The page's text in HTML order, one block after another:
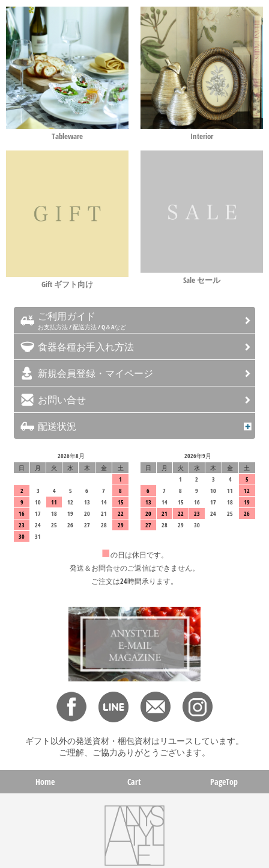
Tableware Interior
Gift ギフト向け Sale セール
ご利用ガイド
お支払方法 / 配送方法 / Q＆Aなど
食器各種お手入れ方法
新規会員登録・マイページ
お問い合せ
配送状況
2026年8月
日
月 火 水 木 金
土
1
2
3 4 5 6 7
8
9
10 11 12 13 14
15
16
17 18 19 20 21
22
23
24 25 26 27 28
29
30
31
2026年9月
日
月 火 水 木 金
土
1
2 3 4
5
6
7 8 9 10 11
12
13
14 15 16 17 18
19
20
21 22 23 24 25
26
27
28 29 30
■の日は休日です。
発送＆お問合せのご返信はできません。
ご注文は24時間承ります。
ギフト以外の発送資材・梱包資材はリユースしています。
ご理解、ご協力ありがとうございます。
Home Cart PageTop